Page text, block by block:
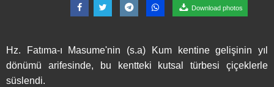
Download photos
Hz. Fatıma-ı Masume'nin (s.a) Kum kentine gelişinin yıl
dönümü arifesinde, bu kentteki kutsal türbesi çiçeklerle
süslendi.